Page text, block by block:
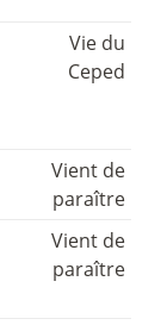
Vie du
Ceped
Vient de
paraître
Vient de
paraître